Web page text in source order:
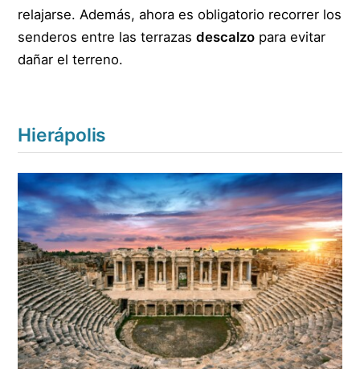
relajarse. Además, ahora es obligatorio recorrer los
senderos entre las terrazasdescalzo para evitar
dañar el terreno.
Hierápolis